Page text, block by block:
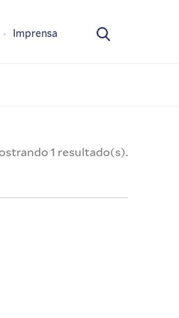
Imprensa
1 resultado(s).